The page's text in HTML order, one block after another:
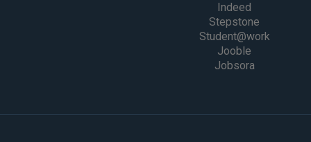
Indeed
Stepstone
Student@work
Jooble
Jobsora